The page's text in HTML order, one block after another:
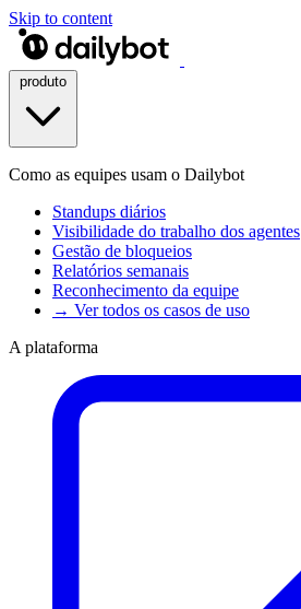
Skip to content
Como as equipes usam o Dailybot
Standups diários
Visibilidade do trabalho dos agentes
Gestão de bloqueios
Relatórios semanais
Reconhecimento da equipe
→ Ver todos os casos de uso
A plataforma